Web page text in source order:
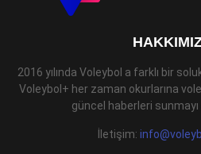
2016 yılında Voleybol a farklı bir
Voleybol+ her zaman okurlarına
güncel haberleri
İletişim: